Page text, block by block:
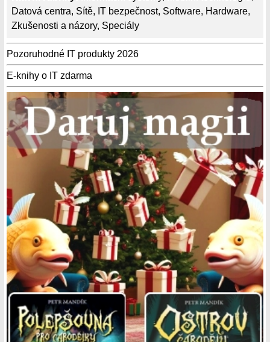
Datová centra, Sítě, IT bezpečnost, Software, Hardware,
Zkušenosti a názory, Speciály
Pozoruhodné IT produkty 2026
E-knihy o IT zdarma